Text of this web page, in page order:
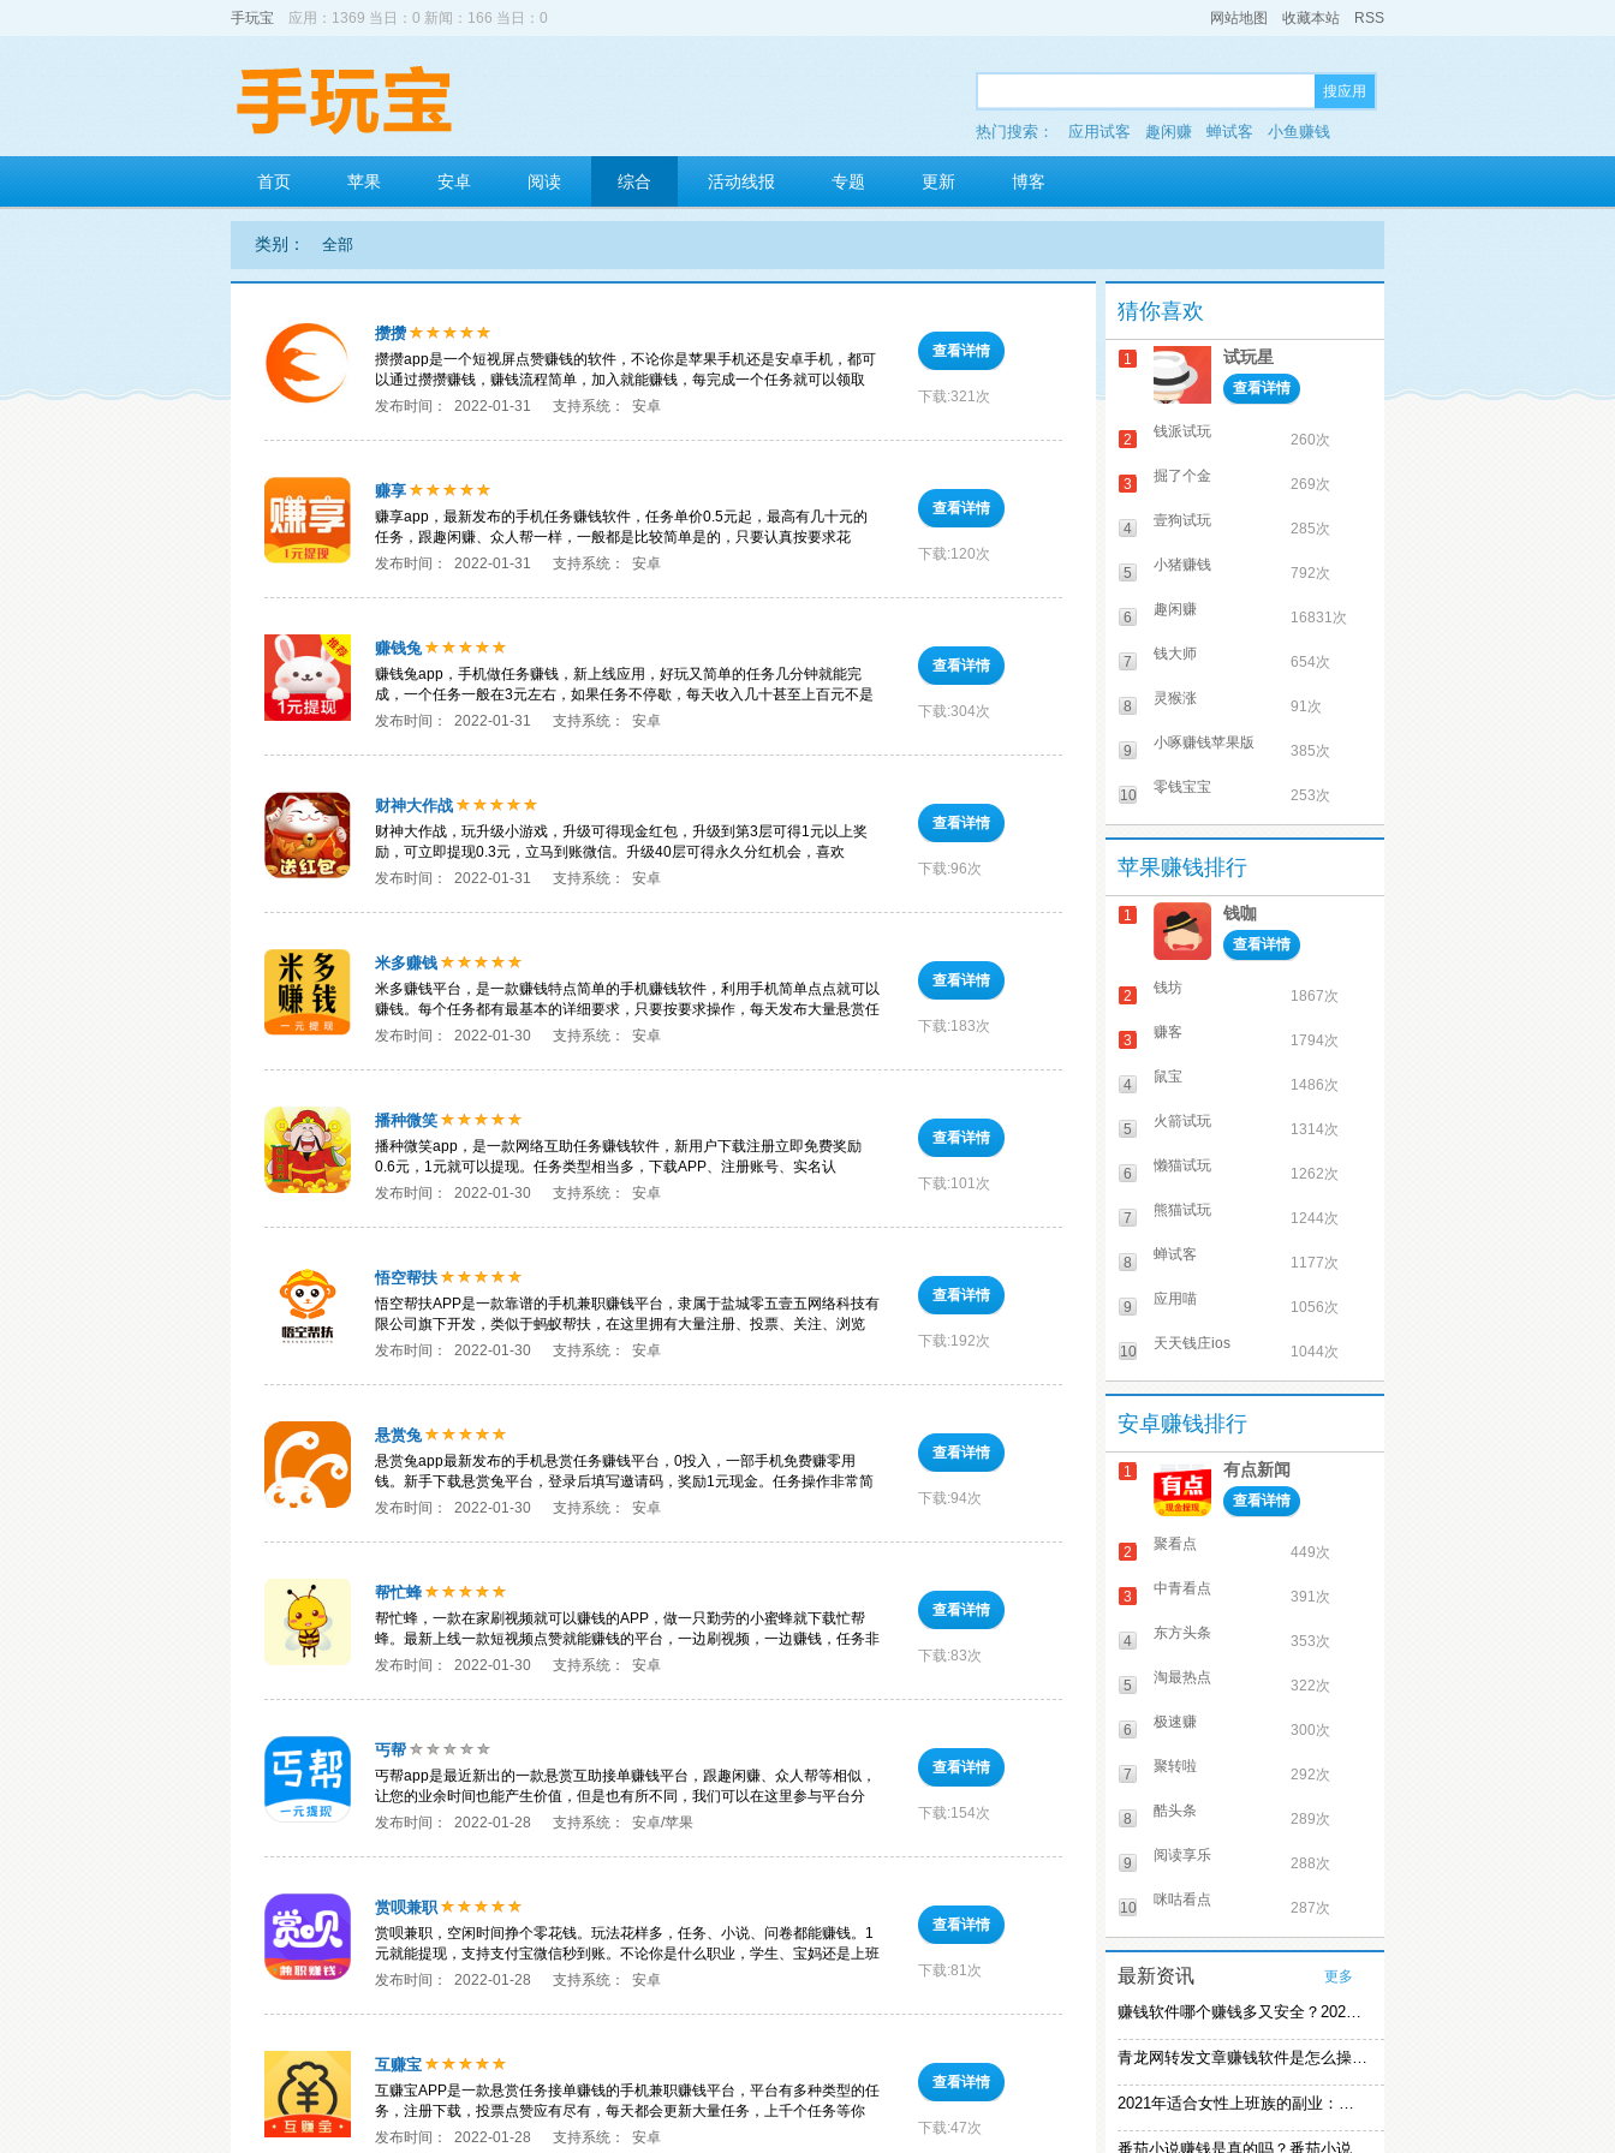
手玩宝 应用：1369 当日：0 新闻：166 当日：0 网站地图 收藏本站 RSS
搜应用
热门搜索： 应用试客 趣闲赚 蝉试客 小鱼赚钱
多玩红包
首页 苹果 安卓 阅读 综合 活动线报 专题 更新 博客
类别： 全部
攒攒
攒攒app是一个短视屏点赞赚钱的软件，不论你是苹果手机还是安卓手机，都可
以通过攒攒赚钱，赚钱流程简单，加入就能赚钱，每完成一个任务就可以领取
发布时间： 2022-01-31 支持系统： 安卓
查看详情
下载:321次
赚享
赚享app，最新发布的手机任务赚钱软件，任务单价0.5元起，最高有几十元的
任务，跟趣闲赚、众人帮一样，一般都是比较简单是的，只要认真按要求花
发布时间： 2022-01-31 支持系统： 安卓
查看详情
下载:120次
赚钱兔
赚钱兔app，手机做任务赚钱，新上线应用，好玩又简单的任务几分钟就能完
成，一个任务一般在3元左右，如果任务不停歇，每天收入几十甚至上百元不是
发布时间： 2022-01-31 支持系统： 安卓
查看详情
下载:304次
财神大作战
财神大作战，玩升级小游戏，升级可得现金红包，升级到第3层可得1元以上奖
励，可立即提现0.3元，立马到账微信。升级40层可得永久分红机会，喜欢
发布时间： 2022-01-31 支持系统： 安卓
查看详情
下载:96次
米多赚钱
米多赚钱平台，是一款赚钱特点简单的手机赚钱软件，利用手机简单点点就可以
赚钱。每个任务都有最基本的详细要求，只要按要求操作，每天发布大量悬赏任
发布时间： 2022-01-30 支持系统： 安卓
查看详情
下载:183次
播种微笑
播种微笑app，是一款网络互助任务赚钱软件，新用户下载注册立即免费奖励
0.6元，1元就可以提现。任务类型相当多，下载APP、注册账号、实名认
发布时间： 2022-01-30 支持系统： 安卓
查看详情
下载:101次
悟空帮扶
悟空帮扶APP是一款靠谱的手机兼职赚钱平台，隶属于盐城零五壹五网络科技有
限公司旗下开发，类似于蚂蚁帮扶，在这里拥有大量注册、投票、关注、浏览
发布时间： 2022-01-30 支持系统： 安卓
查看详情
下载:192次
悬赏兔
悬赏兔app最新发布的手机悬赏任务赚钱平台，0投入，一部手机免费赚零用
钱。新手下载悬赏兔平台，登录后填写邀请码，奖励1元现金。任务操作非常简
发布时间： 2022-01-30 支持系统： 安卓
查看详情
下载:94次
帮忙蜂
帮忙蜂，一款在家刷视频就可以赚钱的APP，做一只勤劳的小蜜蜂就下载忙帮
蜂。最新上线一款短视频点赞就能赚钱的平台，一边刷视频，一边赚钱，任务非
发布时间： 2022-01-30 支持系统： 安卓
查看详情
下载:83次
丐帮
丐帮app是最近新出的一款悬赏互助接单赚钱平台，跟趣闲赚、众人帮等相似，
让您的业余时间也能产生价值，但是也有所不同，我们可以在这里参与平台分
发布时间： 2022-01-28 支持系统： 安卓/苹果
查看详情
下载:154次
赏呗兼职
赏呗兼职，空闲时间挣个零花钱。玩法花样多，任务、小说、问卷都能赚钱。1
元就能提现，支持支付宝微信秒到账。不论你是什么职业，学生、宝妈还是上班
发布时间： 2022-01-28 支持系统： 安卓
查看详情
下载:81次
互赚宝
互赚宝APP是一款悬赏任务接单赚钱的手机兼职赚钱平台，平台有多种类型的任
务，注册下载，投票点赞应有尽有，每天都会更新大量任务，上千个任务等你
发布时间： 2022-01-28 支持系统： 安卓
查看详情
下载:47次
猜你喜欢
1 试玩星
查看详情
2 钱派试玩 260次
3 掘了个金 269次
4 壹狗试玩 285次
5 小猪赚钱 792次
6 趣闲赚 16831次
7 钱大师 654次
8 灵猴涨 91次
9 小啄赚钱苹果版 385次
10 零钱宝宝 253次
苹果赚钱排行
1 钱咖
查看详情
2 钱坊 1867次
3 赚客 1794次
4 鼠宝 1486次
5 火箭试玩 1314次
6 懒猫试玩 1262次
7 熊猫试玩 1244次
8 蝉试客 1177次
9 应用喵 1056次
10 天天钱庄ios 1044次
安卓赚钱排行
1 有点新闻
查看详情
2 聚看点 449次
3 中青看点 391次
4 东方头条 353次
5 淘最热点 322次
6 极速赚 300次
7 聚转啦 292次
8 酷头条 289次
9 阅读享乐 288次
10 咪咕看点 287次
最新资讯 更多
赚钱软件哪个赚钱多又安全？2021精选赚钱软件
青龙网转发文章赚钱软件是怎么操作的？
2021年适合女性上班族的副业：女生在家赚钱兼职推荐